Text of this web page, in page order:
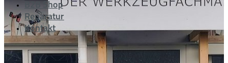
B2B Shop
Reparatur
Kontakt